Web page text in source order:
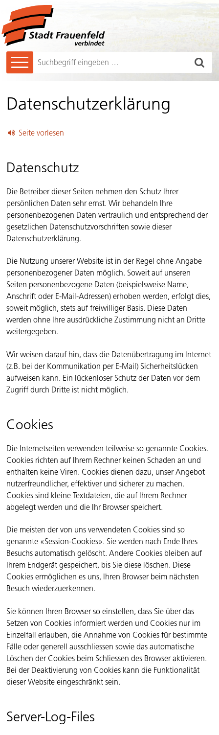
Navigieren in Frauenfeld
Schnellnavigation
Hauptnavigation
Suchbegriff
Datenschutzerklärung
Seite vorlesen
Datenschutz
Die Betreiber dieser Seiten nehmen den Schutz Ihrer
persönlichen Daten sehr ernst. Wir behandeln Ihre
personenbezogenen Daten vertraulich und entsprechend der
gesetzlichen Datenschutzvorschriften sowie dieser
Datenschutzerklärung.
Die Nutzung unserer Website ist in der Regel ohne Angabe
personenbezogener Daten möglich. Soweit auf unseren
Seiten personenbezogene Daten (beispielsweise Name,
Anschrift oder E-Mail-Adressen) erhoben werden, erfolgt dies,
soweit möglich, stets auf freiwilliger Basis. Diese Daten
werden ohne Ihre ausdrückliche Zustimmung nicht an Dritte
weitergegeben.
Wir weisen darauf hin, dass die Datenübertragung im Internet
(z.B. bei der Kommunikation per E-Mail) Sicherheitslücken
aufweisen kann. Ein lückenloser Schutz der Daten vor dem
Zugriff durch Dritte ist nicht möglich.
Cookies
Die Internetseiten verwenden teilweise so genannte Cookies.
Cookies richten auf Ihrem Rechner keinen Schaden an und
enthalten keine Viren. Cookies dienen dazu, unser Angebot
nutzerfreundlicher, effektiver und sicherer zu machen.
Cookies sind kleine Textdateien, die auf Ihrem Rechner
abgelegt werden und die Ihr Browser speichert.
Die meisten der von uns verwendeten Cookies sind so
genannte «Session-Cookies». Sie werden nach Ende Ihres
Besuchs automatisch gelöscht. Andere Cookies bleiben auf
Ihrem Endgerät gespeichert, bis Sie diese löschen. Diese
Cookies ermöglichen es uns, Ihren Browser beim nächsten
Besuch wiederzuerkennen.
Sie können Ihren Browser so einstellen, dass Sie über das
Setzen von Cookies informiert werden und Cookies nur im
Einzelfall erlauben, die Annahme von Cookies für bestimmte
Fälle oder generell ausschliessen sowie das automatische
Löschen der Cookies beim Schliessen des Browser aktivieren.
Bei der Deaktivierung von Cookies kann die Funktionalität
dieser Website eingeschränkt sein.
Server-Log-Files